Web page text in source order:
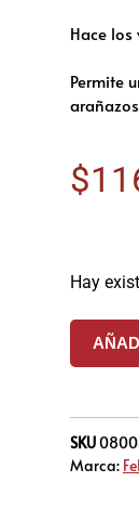
Hace
Permite
$
Hay
SKU
Marca: